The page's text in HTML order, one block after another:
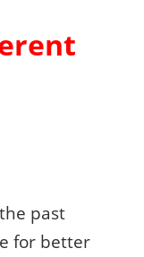
past
for better